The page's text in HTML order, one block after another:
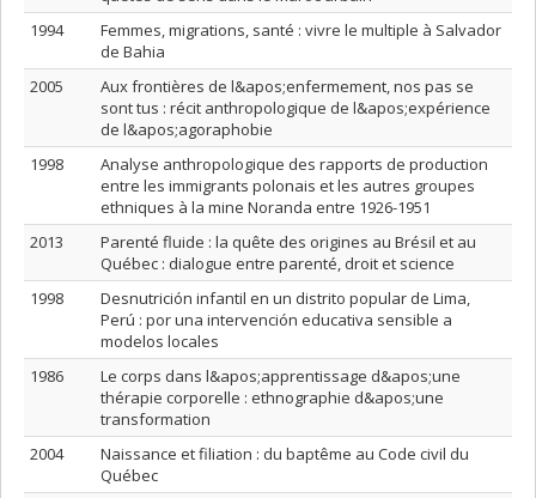
1994
Femmes, migrations, santé : vivre le multiple à Salvador
de Bahia
2005
Aux frontières de l&apos;enfermement, nos pas se
sont tus : récit anthropologique de l&apos;expérience
de l&apos;agoraphobie
1998
Analyse anthropologique des rapports de production
entre les immigrants polonais et les autres groupes
ethniques à la mine Noranda entre 1926-1951
2013
Parenté fluide : la quête des origines au Brésil et au
Québec : dialogue entre parenté, droit et science
1998
Desnutrición infantil en un distrito popular de Lima,
Perú : por una intervención educativa sensible a
modelos locales
1986
Le corps dans l&apos;apprentissage d&apos;une
thérapie corporelle : ethnographie d&apos;une
transformation
2004
Naissance et filiation : du baptême au Code civil du
Québec